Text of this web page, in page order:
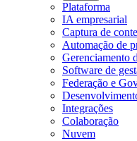
Plataforma
IA empresarial
Captura de
Automação de
Gerenciamento
Software de
Federação e
Integrações
Colaboração
Nuvem